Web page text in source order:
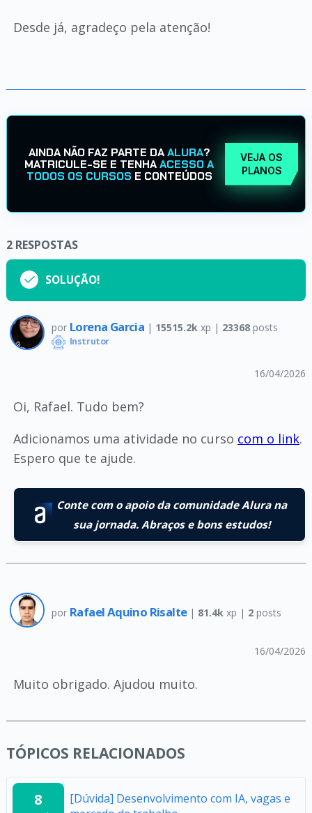
Desde já, agradeço pela atenção!
AINDA NÃO FAZ PARTE DAALURA?
MATRICULE-SE E TENHAACESSO A
TODOS OS CURSOS E CONTEÚDOS
VEJA OS
PLANOS
2 RESPOSTAS
SOLUÇÃO!
por Lorena Garcia | 15515.2k xp | 23368posts
Instrutor
16/04/2026
Oi, Rafael. Tudo bem?
Adicionamos uma atividade no curso com o link.
Espero que te ajude.
Conte com o apoio da comunidade Alura na
sua jornada. Abraços e bons estudos!
por Rafael Aquino Risalte | 81.4k xp | 2posts
16/04/2026
Muito obrigado. Ajudou muito.
TÓPICOS RELACIONADOS
8
[Dúvida] Desenvolvimento com IA, vagas e